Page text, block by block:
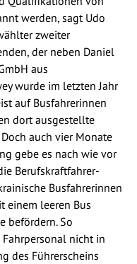
werden, sagt Udo
zweiter
der neben Daniel
aus
wurde im letzten Jahr
auf Busfahrerinnen
dort ausgestellte
auch vier Monate
gebe es nach wie vor
Berufskraftfahrer-
Busfahrerinnen
einem leeren Bus
befördern. So
nicht in
des Führerscheins